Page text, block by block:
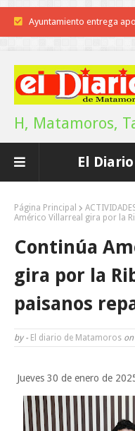
Reconoce Américo labor
Brindará Familia UAT
A
Instala Sector Salud
La UAT, Gobierno del
Martes en Tu Colonia
La ONU publica
H, Matamoros,
El
Página Principal
Américo Villarreal gira por la
Continúa
gira por la
paisanos
by - El diario de Matamoros on
Jueves 30 de enero de